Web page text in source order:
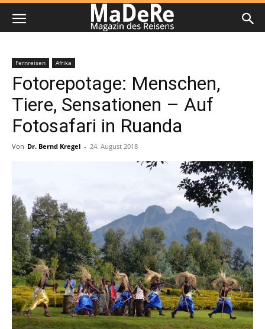
Fernreisen Afrika
Fotorepotage: Menschen,
Tiere, Sensationen – Auf
Fotosafari in Ruanda
Von Dr. Bernd Kregel - 24. August 2018